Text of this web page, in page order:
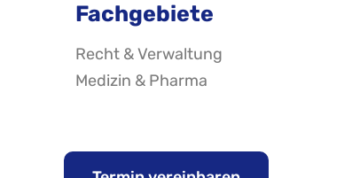
Fachgebiete
Recht & Verwaltung
Medizin & Pharma